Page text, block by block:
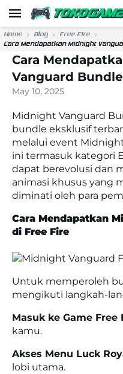
Home Blog
Free Fire
Cara Mendapatkan Midnight
Cara
Vanguard
May 10, 2025
Midnight Vanguard
bundle eksklusif
melalui event
ini termasuk kategori
dapat berevolusi dan
animasi khusus yang
diminati oleh para
Cara Mendapatkan
di Free Fire
Untuk memperoleh
mengikuti langkah-
Masuk ke Game Free
kamu.
Akses Menu Luck
lobi utama.